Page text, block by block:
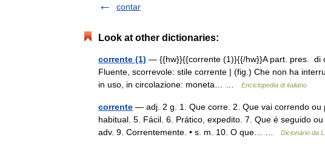
contar
Look at other dictionaries:
corrente (1) — {{hw}}{{corrente (1)}{{/hw}}A part. pres. di
Fluente, scorrevole: stile corrente | (fig.) Che non ha
in uso, in circolazione: moneta… …
Enciclopedia di italiano
corrente — adj. 2 g. 1. Que corre. 2. Que vai correndo ou
habitual. 5. Fácil. 6. Prático, expedito. 7. Que é seguido
adv. 9. Correntemente. • s. m. 10. O que… …
Dicionário da